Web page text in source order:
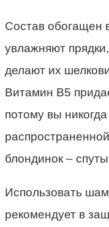
Состав обогащен
увлажняют
делают их
Витамин В5
потому вы
блондинок –
Использовать
рекомендует в